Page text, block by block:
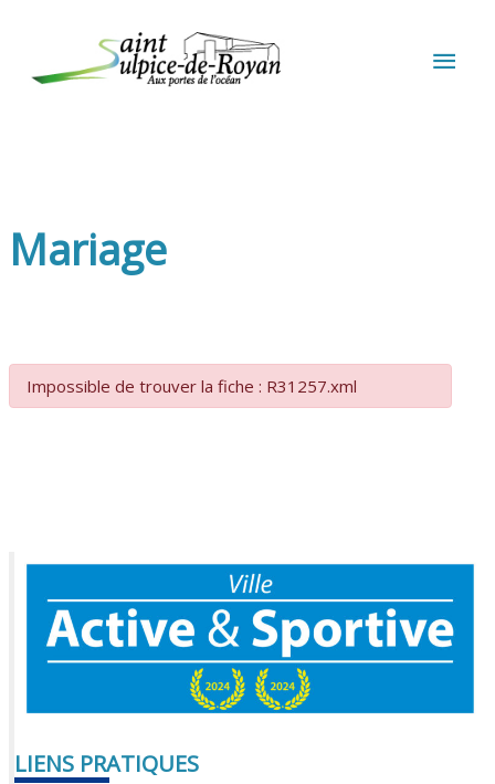
Mariage
Impossible de trouver la fiche : R31257.xml
LIENS PRATIQUES